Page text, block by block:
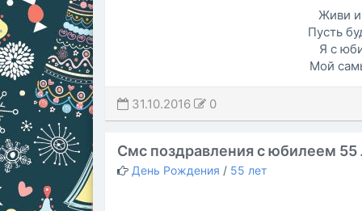
Живи и
Пусть
Я с
Мой
31.10.2016 0
Смс поздравления с юбилеем 55
День Рождения / 55 лет